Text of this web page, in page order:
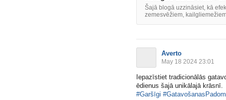
Šajā blogā uzzināsiet, kā
zemesvēžiem,
Averto
May 18 2024 23:01
Iepazīstiet tradicionālās
ēdienus šajā unikālajā krāsnī.
#Garšīgi